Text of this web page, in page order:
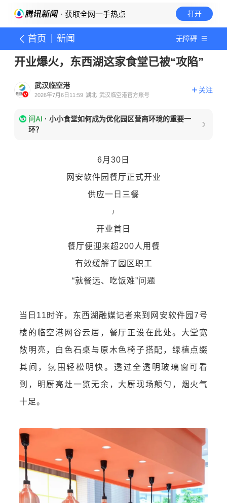
· 获取全网一手热点 打开
首页 新闻 无障碍
开业爆火，东西湖这家食堂已被“攻陷”
武汉临空港
2026年7月6日11:59 湖北 武汉临空港官方账号
关注
问AI · 小小食堂如何成为优化园区营商环境的重要一
环？
6月30日
网安软件园餐厅正式开业
供应一日三餐
/
开业首日
餐厅便迎来超200人用餐
有效缓解了园区职工
“就餐远、吃饭难”问题
当日11时许，东西湖融媒记者来到网安软件园7号
楼的临空港网谷云居，餐厅正设在此处。大堂宽
敞明亮，白色石桌与原木色椅子搭配，绿植点缀
其间，氛围轻松明快。透过全透明玻璃窗可看
到，明厨亮灶一览无余，大厨现场颠勺，烟火气
十足。